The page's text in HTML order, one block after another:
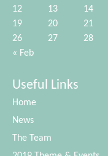
« Feb
12
13 14
19
20 21
26
27 28
Useful Links
Home
News
The Team